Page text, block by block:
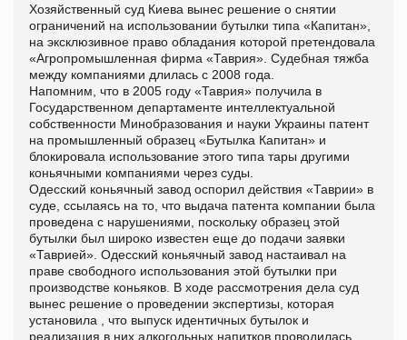
Хозяйственный суд Киева вынес решение о снятии
ограничений на использовании бутылки типа «Капитан»,
на эксклюзивное право обладания которой претендовала
«Агропромышленная фирма «Таврия». Судебная тяжба
между компаниями длилась с 2008 года.
Напомним, что в 2005 году «Таврия» получила в
Государственном департаменте интеллектуальной
собственности Минобразования и науки Украины патент
на промышленный образец «Бутылка Капитан» и
блокировала использование этого типа тары другими
коньячными компаниями через суды.
Одесский коньячный завод оспорил действия «Таврии» в
суде, ссылаясь на то, что выдача патента компании была
проведена с нарушениями, поскольку образец этой
бутылки был широко известен еще до подачи заявки
«Таврией». Одесский коньячный завод настаивал на
праве свободного использования этой бутылки при
производстве коньяков. В ходе рассмотрения дела суд
вынес решение о проведении экспертизы, которая
установила , что выпуск идентичных бутылок и
реализация в них алкогольных напитков проводилась